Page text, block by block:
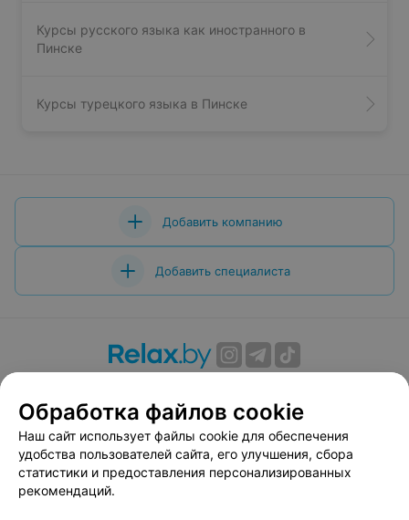
Курсы русского языка как иностранного в
Пинске
Курсы турецкого языка в Пинске
Добавить компанию
Добавить специалиста
Вакансии
Публичный договор
Способы оплаты
Публичный договор по использованию сервиса
«Афиша»
Пользовательское соглашение
Обработка файлов cookie
Наш сайт использует файлы cookie для обеспечения
удобства пользователей сайта, его улучшения, сбора
статистики и предоставления персонализированных
рекомендаций.